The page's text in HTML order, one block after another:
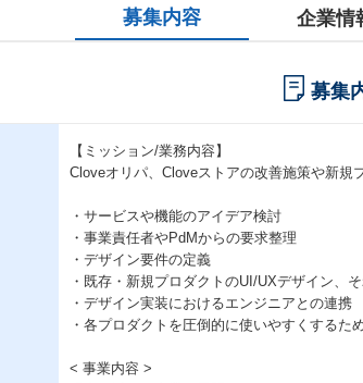
募集内容 企業情
募集
【ミッション/業務内容】
Cloveオリパ、Cloveストアの改善施策や新規
・サービスや機能のアイデア検討
・事業責任者やPdMからの要求整理
・デザイン要件の定義
・既存・新規プロダクトのUI/UXデザイン、
・デザイン実装におけるエンジニアとの連携
・各プロダクトを圧倒的に使いやすくするた
< 事業内容 >